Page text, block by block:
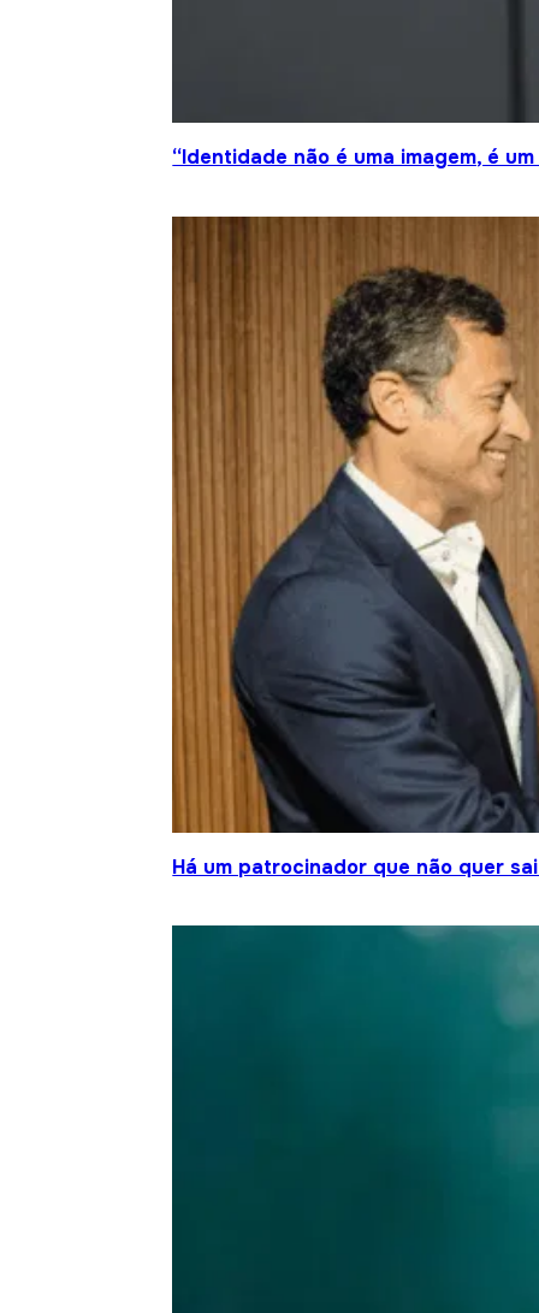
“Identidade não é uma imagem, é
Há um patrocinador que não quer